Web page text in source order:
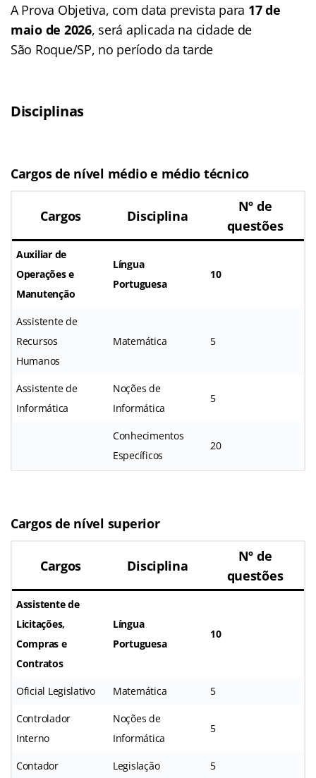
A Prova Objetiva, com data prevista para 17 de
maio de 2026, será aplicada na cidade de
São Roque/SP, no período da tarde
Disciplinas
Cargos de nível médio e médio técnico
Cargos Disciplina
Nº de
questões
Auxiliar de
Operações e
Manutenção
Língua
Portuguesa
10
Assistente de
Recursos
Humanos
Matemática 5
Assistente de
Informática
Noções de
Informática
5
Conhecimentos
Específicos
20
Cargos de nível superior
Cargos Disciplina
Nº de
questões
Assistente de
Licitações,
Compras e
Contratos
Língua
Portuguesa
10
Oficial Legislativo Matemática 5
Controlador
Interno
Noções de
Informática
5
Contador Legislação 5